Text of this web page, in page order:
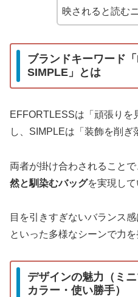
映されると読む
ブランドキーワード
SIMPLE」とは
EFFORTLESSは「頑張りを
し、SIMPLEは「装飾を削ぎ
両者が掛け合わされること
然と馴染むバッグを実現して
目を引きすぎないバランス
といった多様なシーンで力を
デザインの魅力（ミ
カラー・使い勝手）